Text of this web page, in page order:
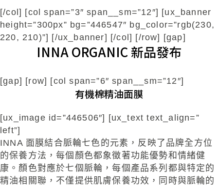
[/col] [col span=”3″ span__sm=”12″] [ux_banner
height=”300px” bg=”446547″ bg_color=”rgb(230,
220, 210)”] [/ux_banner] [/col] [/row] [gap]
INNA ORGANIC 新品發布
[gap] [row] [col span=”6″ span__sm=”12″]
有機棉精油面膜
[ux_image id=”446506″] [ux_text text_align=”
left”]
INNA 面膜結合脈輪七色的元素，反映了品牌全方位
的保養方法，每個顏色都象徵著功能優勢和情緒健
康。顏色對應於七個脈輪，每個產品系列都與特定的
精油相關聯，不僅提供肌膚保養功效，同時與脈輪的